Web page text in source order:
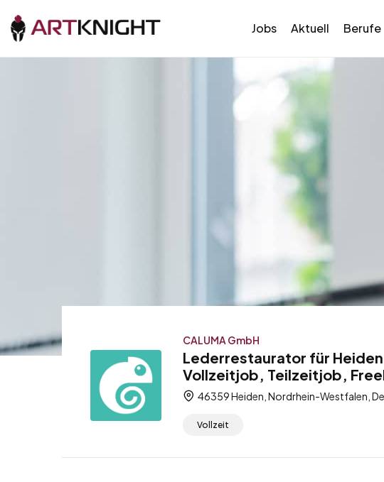
Jobs Aktuell Berufe
CALUMA GmbH
Lederrestaurator für
Vollzeitjob, Teilzeitjob,
46359 Heiden, Nordrhein-Westfalen,
Vollzeit